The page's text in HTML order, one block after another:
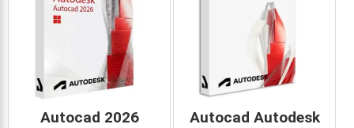
Autocad 2026
Autocad Autodesk